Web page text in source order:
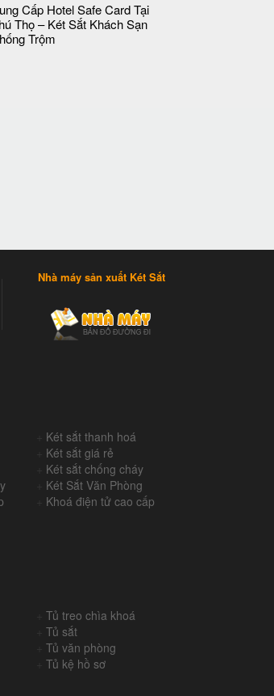
Cấp Hotel Safe Card Tại
Thọ – Két Sắt Khách Sạn
Trộm
Nhà máy sản xuất Két Sắt
Két sắt thanh hoá
Két sắt giá rẻ
Két sắt chống cháy
Két Sắt Văn Phòng
Khoá điện tử cao cấp
Tủ treo chìa khoá
Tủ sắt
Tủ văn phòng
Tủ kệ hồ sơ